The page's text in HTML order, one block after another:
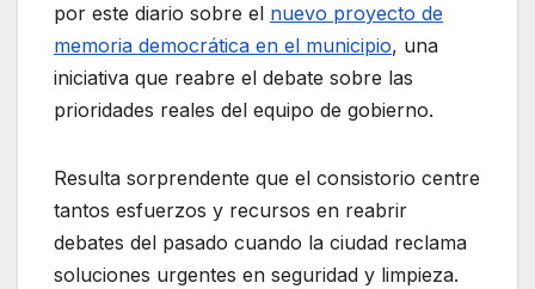
por este diario sobre el nuevo proyecto de
memoria democrática en el municipio, una
iniciativa que reabre el debate sobre las
prioridades reales del equipo de gobierno.
Resulta sorprendente que el consistorio centre
tantos esfuerzos y recursos en reabrir
debates del pasado cuando la ciudad reclama
soluciones urgentes en seguridad y limpieza.